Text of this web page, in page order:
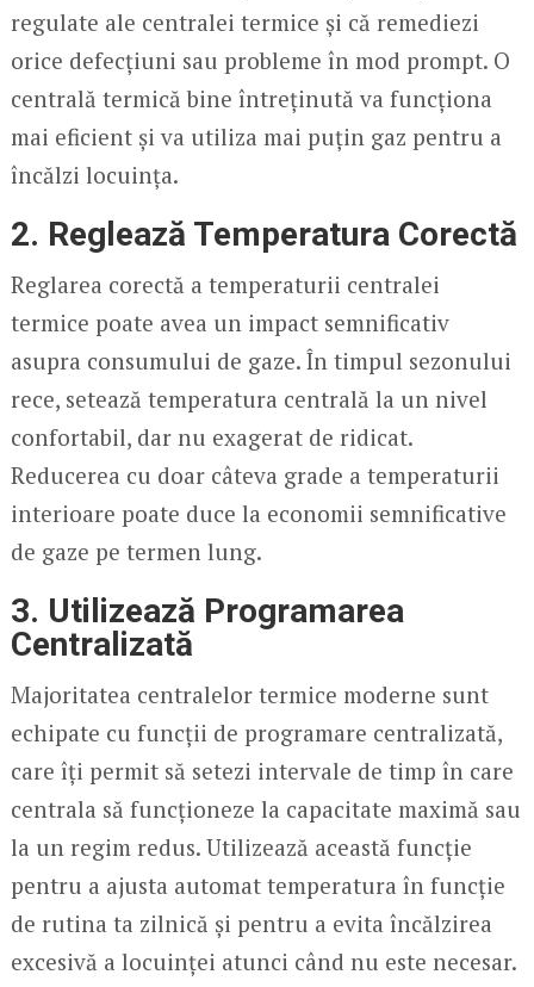
regulate ale centralei termice și că remediezi
orice defecțiuni sau probleme în mod prompt. O
centrală termică bine întreținută va funcționa
mai eficient și va utiliza mai puțin gaz pentru a
încălzi locuința.
2. Reglează Temperatura Corectă
Reglarea corectă a temperaturii centralei
termice poate avea un impact semnificativ
asupra consumului de gaze. În timpul sezonului
rece, setează temperatura centrală la un nivel
confortabil, dar nu exagerat de ridicat.
Reducerea cu doar câteva grade a temperaturii
interioare poate duce la economii semnificative
de gaze pe termen lung.
3. Utilizează Programarea
Centralizată
Majoritatea centralelor termice moderne sunt
echipate cu funcții de programare centralizată,
care îți permit să setezi intervale de timp în care
centrala să funcționeze la capacitate maximă sau
la un regim redus. Utilizează această funcție
pentru a ajusta automat temperatura în funcție
de rutina ta zilnică și pentru a evita încălzirea
excesivă a locuinței atunci când nu este necesar.